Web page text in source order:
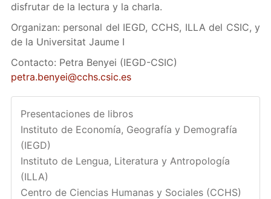
disfrutar de la lectura y la charla.
Organizan: personal del IEGD, CCHS, ILLA del CSIC, y
de la Universitat Jaume I
Contacto: Petra Benyei (IEGD-CSIC)
petra.benyei@cchs.csic.es
Presentaciones de libros
Instituto de Economía, Geografía y Demografía
(IEGD)
Instituto de Lengua, Literatura y Antropología
(ILLA)
Centro de Ciencias Humanas y Sociales (CCHS)